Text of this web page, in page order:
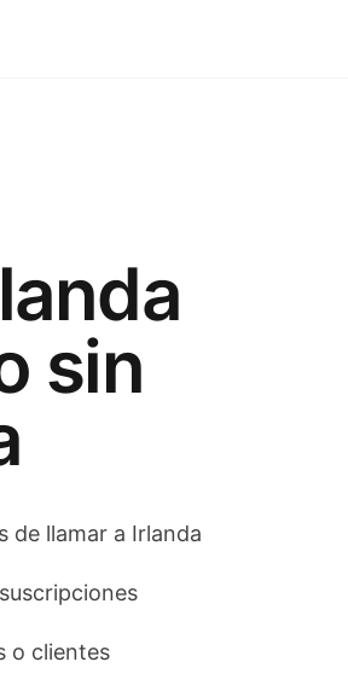
sin
de llamar a Irlanda
o clientes